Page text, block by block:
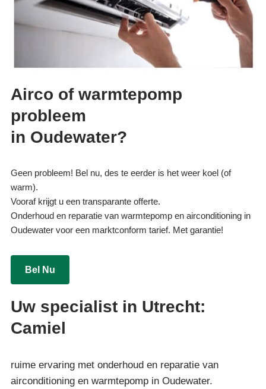
Airco of warmtepomp
probleem
in Oudewater?
Geen probleem! Bel nu, des te eerder is het weer koel (of
warm).
Vooraf krijgt u een transparante offerte.
Onderhoud en reparatie van warmtepomp en airconditioning in
Oudewater voor een marktconform tarief. Met garantie!
Bel Nu
Uw specialist in Utrecht:
Camiel
ruime ervaring met onderhoud en reparatie van
airconditioning en warmtepomp in Oudewater.